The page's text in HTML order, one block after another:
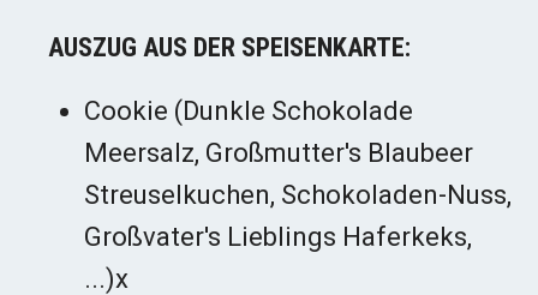
AUSZUG AUS DER SPEISENKARTE:
Cookie (Dunkle Schokolade
Meersalz, Großmutter's Blaubeer
Streuselkuchen, Schokoladen-Nuss,
Großvater's Lieblings Haferkeks,
...)x